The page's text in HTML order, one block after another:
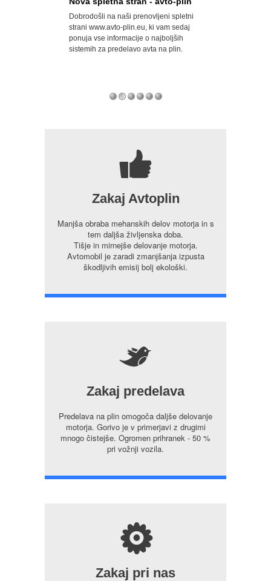
Dobrodošli na naši prenovljeni spletni
strani www.avto-plin.eu, ki vam sedaj
ponuja vse informacije o najboljših
sistemih za predelavo avta na plin.
7
Zakaj Avtoplin
Manjša obraba mehanskih delov motorja in s
tem daljša življenska doba.
Tišje in mirnejše delovanje motorja.
Avtomobil je zaradi zmanjšanja izpusta
škodljivih emisij bolj ekološki.
5
Zakaj predelava
Predelava na plin omogoča daljše delovanje
motorja. Gorivo je v primerjavi z drugimi
mnogo čistejše. Ogromen prihranek - 50 %
pri vožnji vozila.
s
Zakaj pri nas